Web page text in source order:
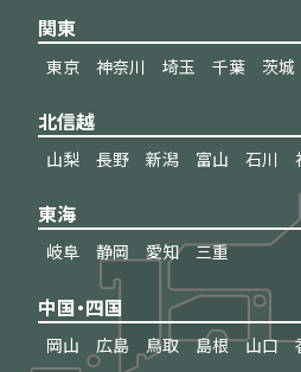
関東
東京 神奈川 埼玉 千葉 茨城
北信越
山梨 長野 新潟 富山 石川
東海
岐阜 静岡 愛知 三重
中国・四国
岡山 広島 鳥取 島根 山口